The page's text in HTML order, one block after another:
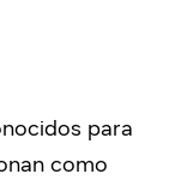
para
como